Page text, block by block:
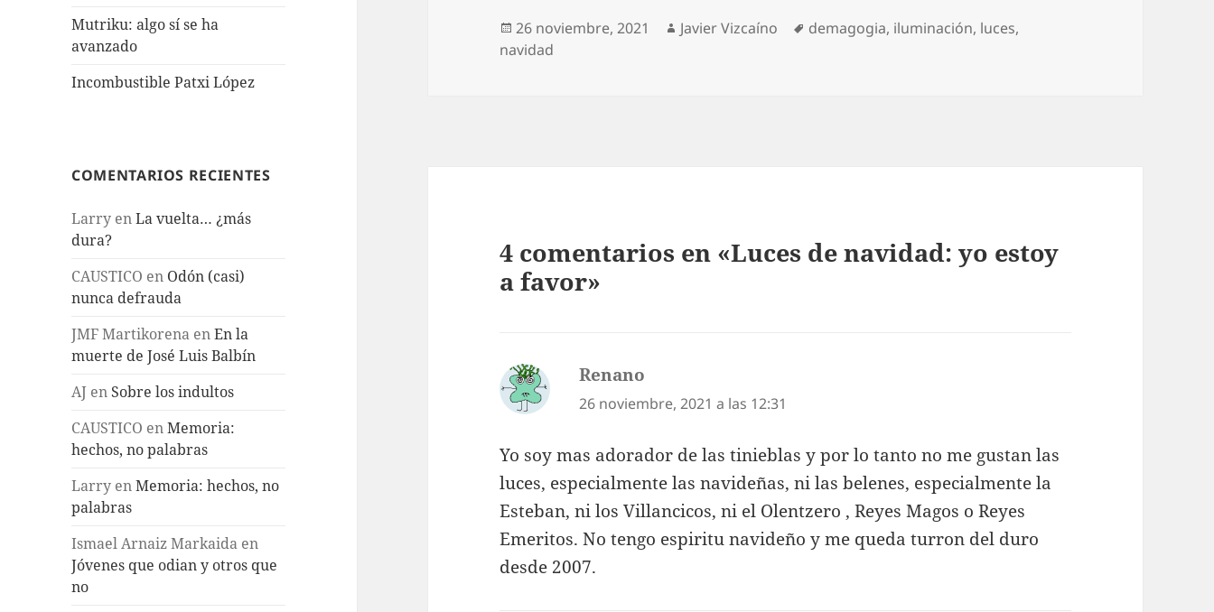
Mutriku: algo sí se ha
avanzado
Incombustible Patxi López
COMENTARIOS RECIENTES
Larry enLa vuelta… ¿más
dura?
CAUSTICO en Odón (casi)
nunca defrauda
JMF Martikorena enEn la
muerte de José Luis Balbín
AJ en Sobre los indultos
CAUSTICO enMemoria:
hechos, no palabras
Larry enMemoria: hechos, no
palabras
Ismael Arnaiz Markaida en
Jóvenes que odian y otros que
no
Publicado
el
26 noviembre, 2021 Autor
Javier Vizcaíno Etiquetas
demagogia, iluminación, luces,
navidad
4 comentarios en «Luces de navidad: yo estoy
a favor»
Renano
26 noviembre, 2021 a las 12:31
Yo soy mas adorador de las tinieblas y por lo tanto no me gustan las
luces, especialmente las navideñas, ni las belenes, especialmente la
Esteban, ni los Villancicos, ni el Olentzero , Reyes Magos o Reyes
Emeritos. No tengo espiritu navideño y me queda turron del duro
desde 2007.